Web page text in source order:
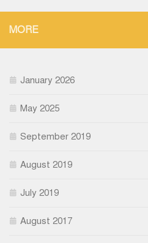
MORE
January 2026
May 2025
September 2019
August 2019
July 2019
August 2017